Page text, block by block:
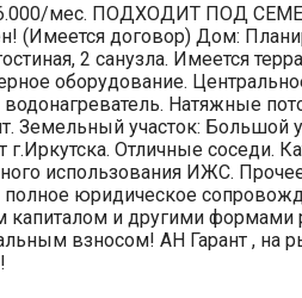
мес. ПОДХОДИТ ПОД
(Имеется договор) Дом:
2 санузла. Имеется
оборудование.
водонагреватель. Натяжные
Земельный участок: Большой
г.Иркутска. Отличные соседи.
использования ИЖС.
полное юридическое
и другими формами
взносом! АН Гарант , на